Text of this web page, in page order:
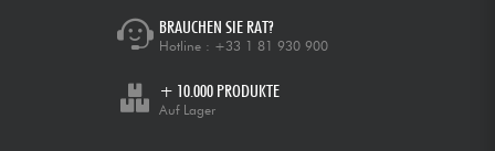
BRAUCHEN SIE RAT?
Hotline : +33 1 81 930 900
+ 10.000 PRODUKTE
Auf Lager